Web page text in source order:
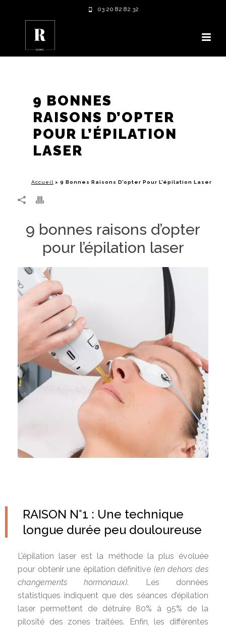
03 20 82 82 32
9 BONNES
RAISONS D’OPTER
POUR L’ÉPILATION
LASER
Accueil > 9 Bonnes Raisons D’opter Pour L’épilation Laser
9 bonnes raisons d’opter
pour l’épilation laser
RAISON N°1 : Une technique
longue durée peu douloureuse
L’épilation laser est la méthode la plus évoluée
pour obtenir une épilation définitive (en dehors des
changements hormonaux). Les données
statistiques indiquent que des séances d’épilation
laser permettent de détruire 80% à 95% de la
pilosité des zones traitées. Enfin, les différentes